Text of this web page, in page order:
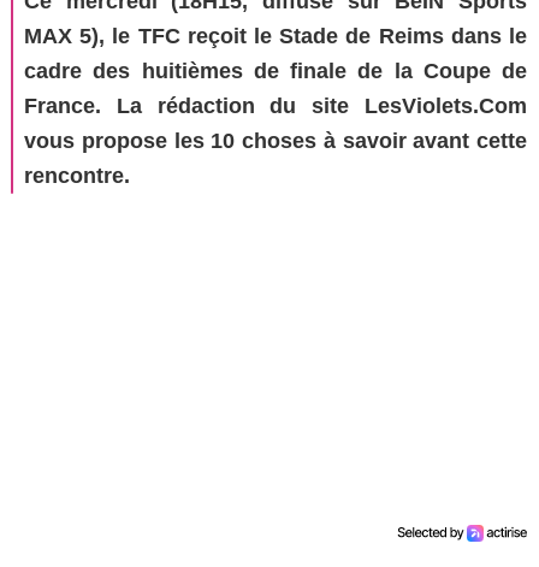
MAX 5), le TFC reçoit le Stade de Reims dans le
cadre des huitièmes de finale de la Coupe de
France. La rédaction du site LesViolets.Com
vous propose les 10 choses à savoir avant cette
rencontre.